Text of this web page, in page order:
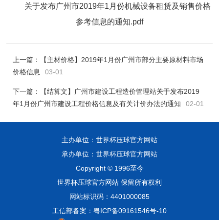
关于发布广州市2019年1月份机械设备租赁及销售价格
参考信息的通知.pdf
上一篇：
【主材价格】2019年1月份广州市部分主要原材料市场
价格信息
03-01
下一篇：
【结算文】广州市建设工程造价管理站关于发布2019
年1月份广州市建设工程价格信息及有关计价办法的通知
02-01
主办单位：世界杯压球官方网站
承办单位：世界杯压球官方网站
Copyright © 1996至今
世界杯压球官方网站 保留所有权利
网站标识码：4401000085
工信部备案：粤ICP备09161546号-10